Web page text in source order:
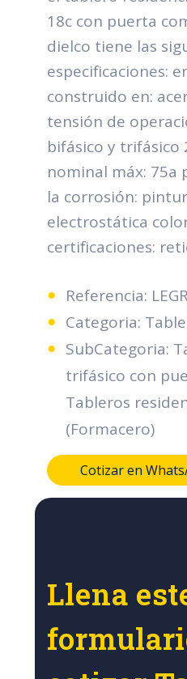
18c con puerta
dielco tiene las
especificaciones:
construido en:
tensión de
bifásico y trifásico
nominal máx: 75a
la corrosión:
electrostática
certificaciones:
Referencia:
Categoria:
SubCategoria:
trifásico con
Tableros
(Formacero)
Cotizar en
Llena